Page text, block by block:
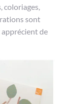
coloriages,
sont
de